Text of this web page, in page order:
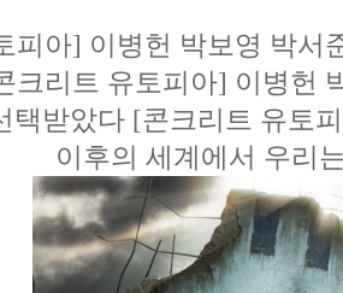
피아] 이병헌 박보영 박서
크리트 유토피아] 이병헌
택받았다 [콘크리트 유토
이후의 세계에서 우리